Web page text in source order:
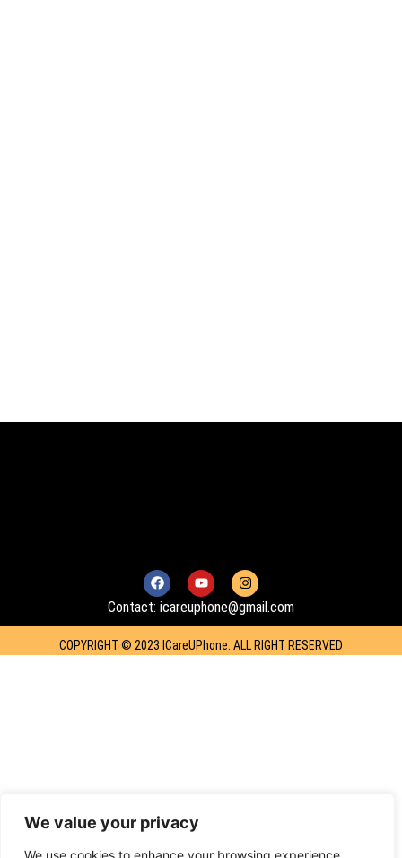
We value your privacy
We use cookies to enhance your browsing experience,
a
c
e
b
k
o
u
t
u
n
s
t
a
a
Contact: icareuphone@gmail.com
COPYRIGHT © 2023 ICareUPhone. ALL RIGHT RESERVED